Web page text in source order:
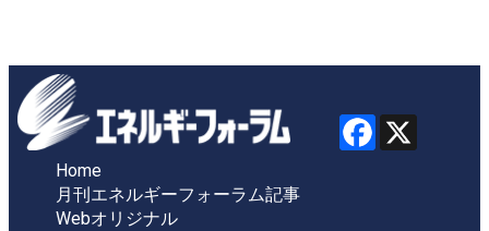
Home
月刊エネルギーフォーラム記事
Webオリジナル